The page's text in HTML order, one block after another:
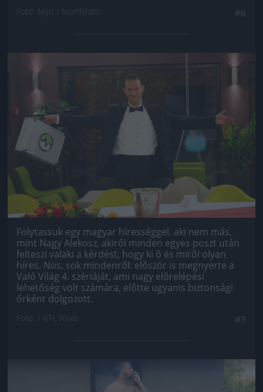
Folytassuk egy magyar hírességgel, aki nem más,
mint Nagy Alekosz, akiről minden egyes poszt után
felteszi valaki a kérdést, hogy ki ő és miről olyan
híres. Nos, sok mindenről: először is megnyerte a
Való Világ 4. szériáját, ami nagy előrelépési
lehetőség volt számára, előtte ugyanis biztonsági
őrként dolgozott.
Jön még kép!